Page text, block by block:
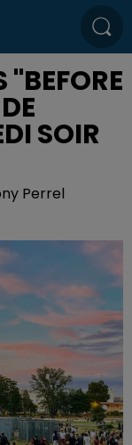
"BEFORE
SOIR
Perrel